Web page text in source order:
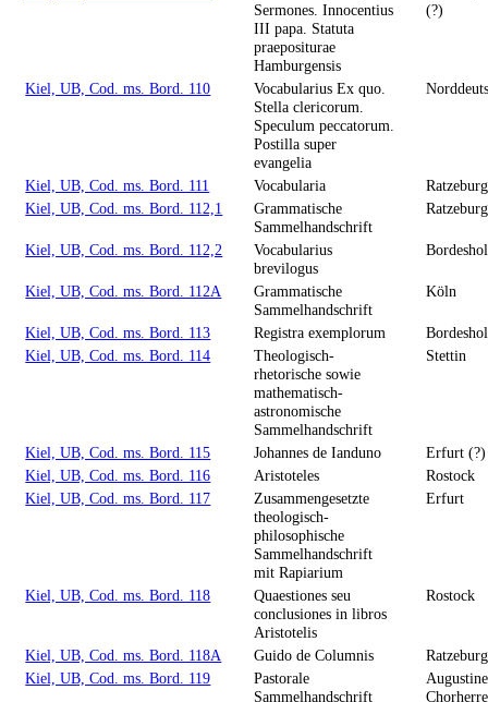
Sermones. Innocentius
III papa. Statuta
praepositurae
Hamburgensis
(?)
Kiel, UB, Cod. ms. Bord. 110
Vocabularius Ex quo.
Stella clericorum.
Speculum peccatorum.
Postilla super
evangelia
Kiel, UB, Cod. ms. Bord. 111 Vocabularia
Ratzeburg
Kiel, UB, Cod. ms. Bord. 112,1
Grammatische
Sammelhandschrift
Kiel, UB, Cod. ms. Bord. 112,2
Vocabularius
brevilogus
Kiel, UB, Cod. ms. Bord. 112A
Grammatische
Sammelhandschrift
Köln
Kiel, UB, Cod. ms. Bord. 113 Registra exemplorum
Kiel, UB, Cod. ms. Bord. 114
Theologisch-
rhetorische sowie
mathematisch-
astronomische
Sammelhandschrift
Stettin
Kiel, UB, Cod. ms. Bord. 115 Johannes de Ianduno
Erfurt (?)
Kiel, UB, Cod. ms. Bord. 116
Aristoteles
Rostock
Kiel, UB, Cod. ms. Bord. 117
Zusammengesetzte
theologisch-
philosophische
Sammelhandschrift
mit Rapiarium
Erfurt
Kiel, UB, Cod. ms. Bord. 118
Quaestiones seu
conclusiones in libros
Aristotelis
Rostock
Kiel, UB, Cod. ms. Bord. 118A Guido de Columnis
Ratzeburg
Kiel, UB, Cod. ms. Bord. 119
Pastorale
Sammelhandschrift